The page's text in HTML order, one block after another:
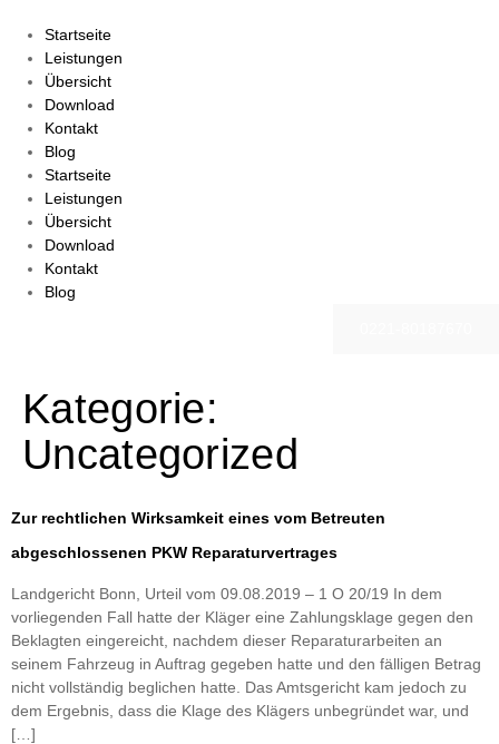
Startseite
Leistungen
Übersicht
Download
Kontakt
Blog
Startseite
Leistungen
Übersicht
Download
Kontakt
Blog
Kategorie:
Uncategorized
Zur rechtlichen Wirksamkeit eines vom Betreuten
abgeschlossenen PKW Reparaturvertrages
Landgericht Bonn, Urteil vom 09.08.2019 – 1 O 20/19 In dem
vorliegenden Fall hatte der Kläger eine Zahlungsklage gegen den
Beklagten eingereicht, nachdem dieser Reparaturarbeiten an
seinem Fahrzeug in Auftrag gegeben hatte und den fälligen Betrag
nicht vollständig beglichen hatte. Das Amtsgericht kam jedoch zu
dem Ergebnis, dass die Klage des Klägers unbegründet war, und
[…]